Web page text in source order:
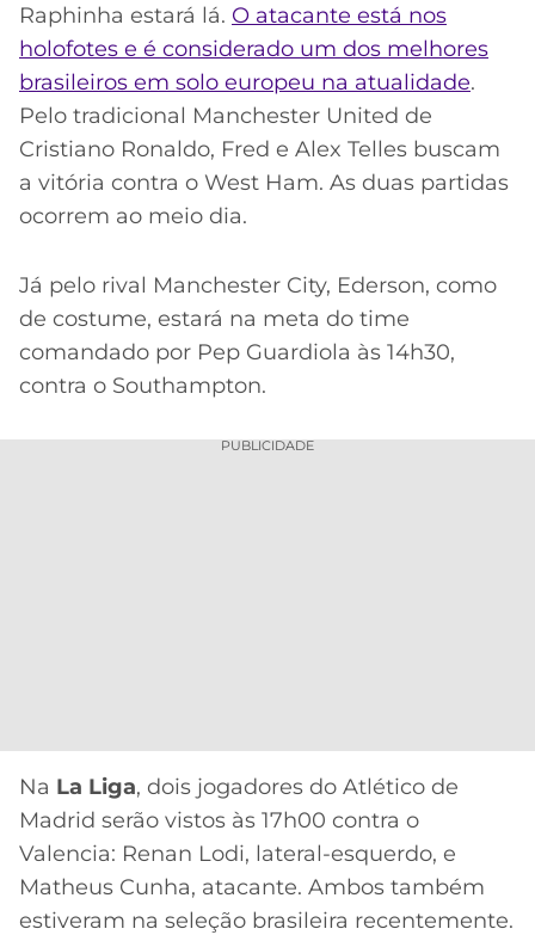
Raphinha estará lá. O atacante está nos
holofotes e é considerado um dos melhores
brasileiros em solo europeu na atualidade.
Pelo tradicional Manchester United de
Cristiano Ronaldo, Fred e Alex Telles buscam
a vitória contra o West Ham. As duas partidas
ocorrem ao meio dia.
Já pelo rival Manchester City, Ederson, como
de costume, estará na meta do time
comandado por Pep Guardiola às 14h30,
contra o Southampton.
PUBLICIDADE
Na La Liga, dois jogadores do Atlético de
Madrid serão vistos às 17h00 contra o
Valencia: Renan Lodi, lateral-esquerdo, e
Matheus Cunha, atacante. Ambos também
estiveram na seleção brasileira recentemente.